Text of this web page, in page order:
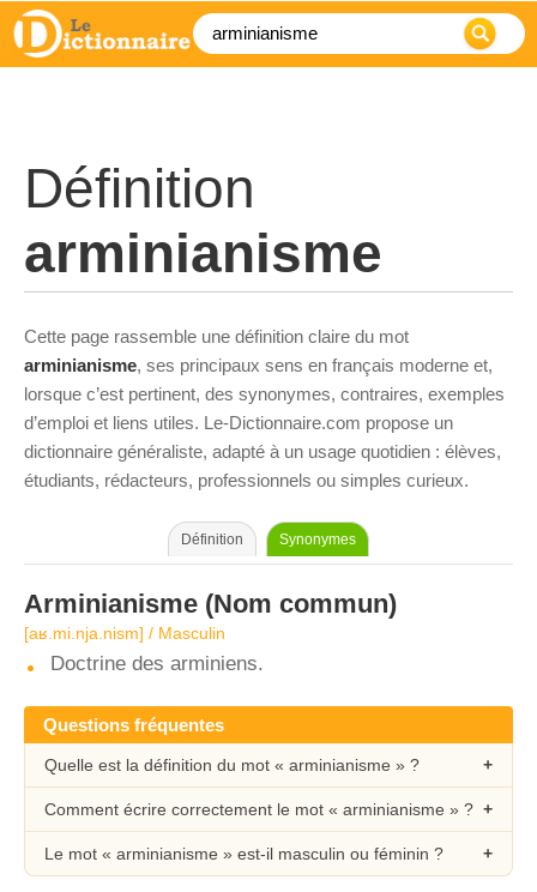
Définition
arminianisme
Cette page rassemble une définition claire du mot
arminianisme, ses principaux sens en français moderne et,
lorsque c’est pertinent, des synonymes, contraires, exemples
d’emploi et liens utiles. Le-Dictionnaire.com propose un
dictionnaire généraliste, adapté à un usage quotidien : élèves,
étudiants, rédacteurs, professionnels ou simples curieux.
Définition Synonymes
Arminianisme (Nom commun)
[aʁ.mi.nja.nism] / Masculin
Doctrine des arminiens.
Questions fréquentes
Quelle est la définition du mot « arminianisme » ?
Comment écrire correctement le mot « arminianisme » ?
Le mot « arminianisme » est-il masculin ou féminin ?